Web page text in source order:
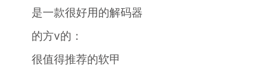
是一款很好用的解码器
的方v的：
很值得推荐的软甲